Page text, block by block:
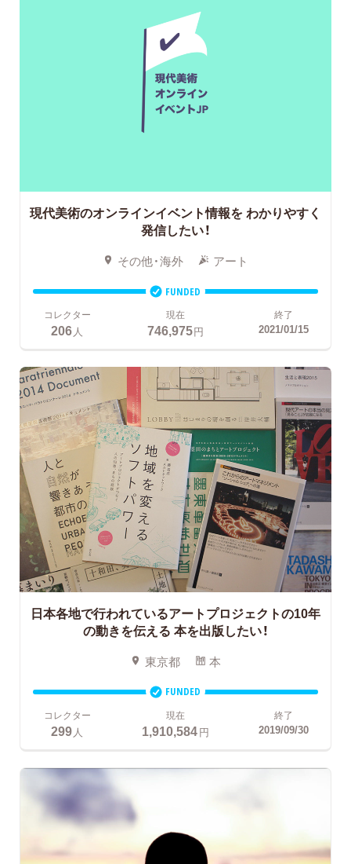
現代美術のオンラインイベント情報をわかりやすく
発信したい！
その他・海外 アート
FUNDED
コレクター
206人
現在
746,975円
終了
2021/01/15
日本各地で行われているアートプロジェクトの10年
の動きを伝える 本を出版したい！
東京都 本
FUNDED
コレクター
299 人
現在
1,910,584円
終了
2019/09/30